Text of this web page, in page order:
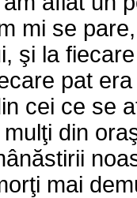
mi se
şi la
pat
cei ce se
din
mai